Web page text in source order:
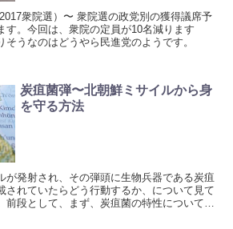
衆院選）〜 衆院選の政党別の獲得議席予
す。今回は、衆院の定員が10名減ります
うなのはどうやら民進党のようです。
炭疽菌弾〜北朝鮮ミサイルから身
を守る方法
が発射され、その弾頭に生物兵器である炭疽
されていたらどう行動するか、について見て
前段として、まず、炭疽菌の特性について見